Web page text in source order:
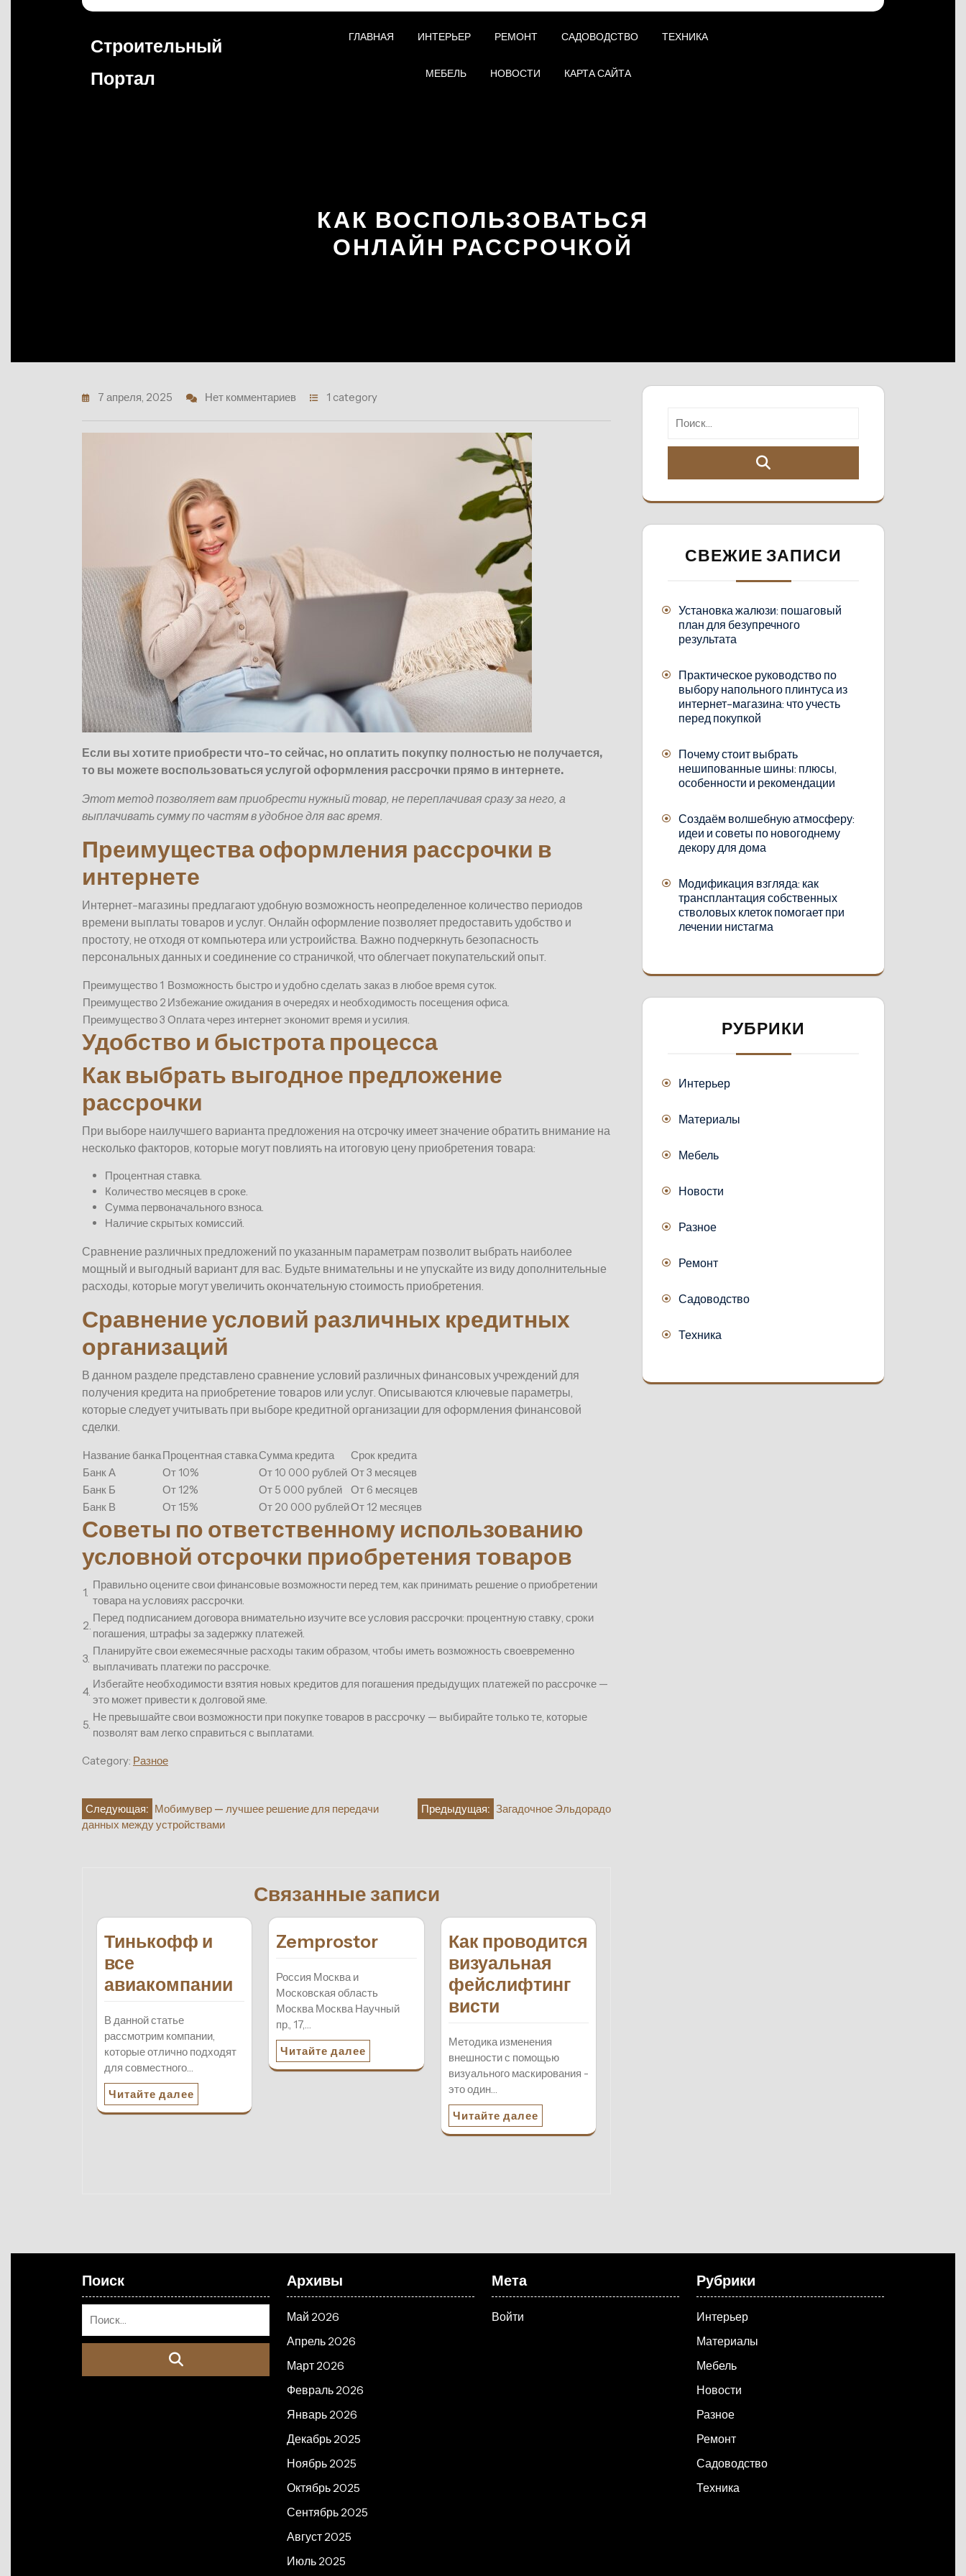
Строительный
Портал
ГЛАВНАЯ ИНТЕРЬЕР РЕМОНТ САДОВОДСТВО ТЕХНИКА
МЕБЕЛЬ НОВОСТИ КАРТА САЙТА
КАК ВОСПОЛЬЗОВАТЬСЯ
ОНЛАЙН РАССРОЧКОЙ
7 апреля, 2025 Нет комментариев 1 category
Если вы хотите приобрести что-то сейчас, но оплатить покупку полностью не получается,
то вы можете воспользоваться услугой оформления рассрочки прямо в интернете.
Этот метод позволяет вам приобрести нужный товар, не переплачивая сразу за него, а
выплачивать сумму по частям в удобное для вас время.
Преимущества оформления рассрочки в
интернете
Интернет-магазины предлагают удобную возможность неопределенное количество периодов
времени выплаты товаров и услуг. Онлайн оформление позволяет предоставить удобство и
простоту, не отходя от компьютера или устроийства. Важно подчеркнуть безопасность
персональных данных и соединение со страничкой, что облегчает покупательский опыт.
Преимущество 1 Возможность быстро и удобно сделать заказ в любое время суток.
Преимущество 2 Избежание ожидания в очередях и необходимость посещения офиса.
Преимущество 3 Оплата через интернет экономит время и усилия.
Удобство и быстрота процесса
Как выбрать выгодное предложение
рассрочки
При выборе наилучшего варианта предложения на отсрочку имеет значение обратить внимание на
несколько факторов, которые могут повлиять на итоговую цену приобретения товара:
Процентная ставка.
Количество месяцев в сроке.
Сумма первоначального взноса.
Наличие скрытых комиссий.
Сравнение различных предложений по указанным параметрам позволит выбрать наиболее
мощный и выгодный вариант для вас. Будьте внимательны и не упускайте из виду дополнительные
расходы, которые могут увеличить окончательную стоимость приобретения.
Сравнение условий различных кредитных
организаций
В данном разделе представлено сравнение условий различных финансовых учреждений для
получения кредита на приобретение товаров или услуг. Описываются ключевые параметры,
которые следует учитывать при выборе кредитной организации для оформления финансовой
сделки.
Название банкаПроцентная ставкаСумма кредита
Срок кредита
Банк А
От 10% От 10 000 рублей От 3 месяцев
Банк Б
От 12% От 5 000 рублей
От 6 месяцев
Банк В
От 15% От 20 000 рублейОт 12 месяцев
Советы по ответственному использованию
условной отсрочки приобретения товаров
1.
Правильно оцените свои финансовые возможности перед тем, как принимать решение о приобретении
товара на условиях рассрочки.
2.
Перед подписанием договора внимательно изучите все условия рассрочки: процентную ставку, сроки
погашения, штрафы за задержку платежей.
3.
Планируйте свои ежемесячные расходы таким образом, чтобы иметь возможность своевременно
выплачивать платежи по рассрочке.
4.
Избегайте необходимости взятия новых кредитов для погашения предыдущих платежей по рассрочке —
это может привести к долговой яме.
5.
Не превышайте свои возможности при покупке товаров в рассрочку — выбирайте только те, которые
позволят вам легко справиться с выплатами.
Category: Разное
Навигация
Предыдущая: Загадочное Эльдорадо
Следующая: Мобимувер — лучшее решение для передачи
данных между устройствами
Связанные записи
Тинькофф и
все
авиакомпании
В данной статье
рассмотрим компании,
которые отлично подходят
для совместного…
Читайте далее
Zemprostor
Россия Москва и
Московская область
Москва Москва Научный
пр., 17,…
Читайте далее
Как проводится
визуальная
фейслифтинг
висти
Методика изменения
внешности с помощью
визуального маскирования -
это один…
Читайте далее
СВЕЖИЕ ЗАПИСИ
Установка жалюзи: пошаговый
план для безупречного
результата
Практическое руководство по
выбору напольного плинтуса из
интернет-магазина: что учесть
перед покупкой
Почему стоит выбрать
нешипованные шины: плюсы,
особенности и рекомендации
Создаём волшебную атмосферу:
идеи и советы по новогоднему
декору для дома
Модификация взгляда: как
трансплантация собственных
стволовых клеток помогает при
лечении нистагма
РУБРИКИ
Интерьер
Материалы
Мебель
Новости
Разное
Ремонт
Садоводство
Техника
Поиск Архивы
Май 2026
Апрель 2026
Март 2026
Февраль 2026
Январь 2026
Декабрь 2025
Ноябрь 2025
Октябрь 2025
Сентябрь 2025
Август 2025
Июль 2025
Мета
Войти
Рубрики
Интерьер
Материалы
Мебель
Новости
Разное
Ремонт
Садоводство
Техника